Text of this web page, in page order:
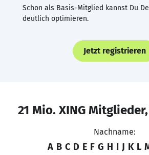
Schon als Basis-Mitglied kannst Du
deutlich optimieren.
Jetzt registrieren
21 Mio. XING
Nachname:
A B C D E F G H I J K L